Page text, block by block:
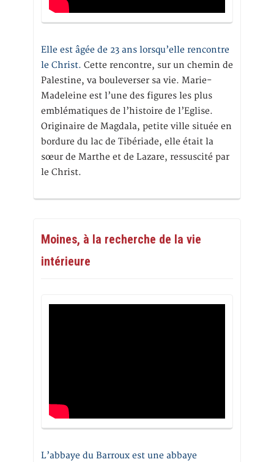
Elle est âgée de 23 ans lorsqu’elle rencontre
le Christ. Cette rencontre, sur un chemin de
Palestine, va bouleverser sa vie. Marie-
Madeleine est l’une des figures les plus
emblématiques de l’histoire de l’Eglise.
Originaire de Magdala, petite ville située en
bordure du lac de Tibériade, elle était la
sœur de Marthe et de Lazare, ressuscité par
le Christ.
Moines, à la recherche de la vie
intérieure
L’abbaye du Barroux est une abbaye